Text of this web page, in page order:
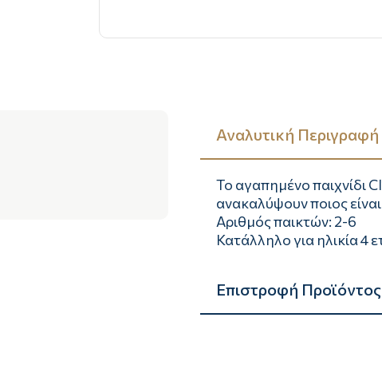
Αναλυτική Περιγραφή
Το αγαπημένο παιχνίδι
ανακαλύψουν ποιος
Αριθμός παικτών: 2-6
Κατάλληλο για ηλικία 4
Επιστροφή Προϊόντος